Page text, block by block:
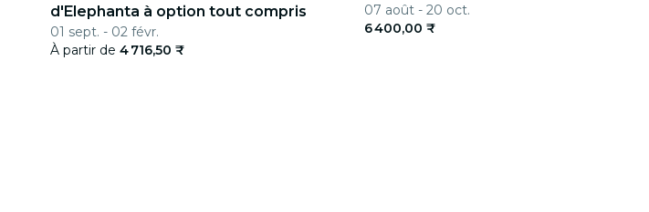
d'Elephanta à option tout compris
01 sept. - 02 févr.
À partir de 4 716,50 ₹
07 août - 20 oct.
6 400,00 ₹